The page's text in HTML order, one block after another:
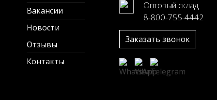
Вакансии
Новости
Отзывы
Контакты
Оптовый склад
8-800-755-4442
Заказать звонок